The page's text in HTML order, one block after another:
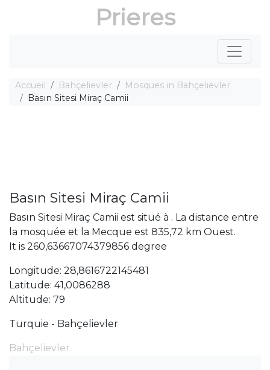
Prieres
Accueil Bahçelievler
Mosques in Bahçelievler
Basın Sitesi Miraç Camii
Basın Sitesi Miraç Camii
Basın Sitesi Miraç Camii est situé à . La distance entre
la mosquée et la Mecque est 835,72 km Ouest.
It is 260,63667074379856 degree
Longitude: 28,8616722145481
Latitude: 41,0086288
Altitude: 79
Turquie - Bahçelievler
Bahçelievler